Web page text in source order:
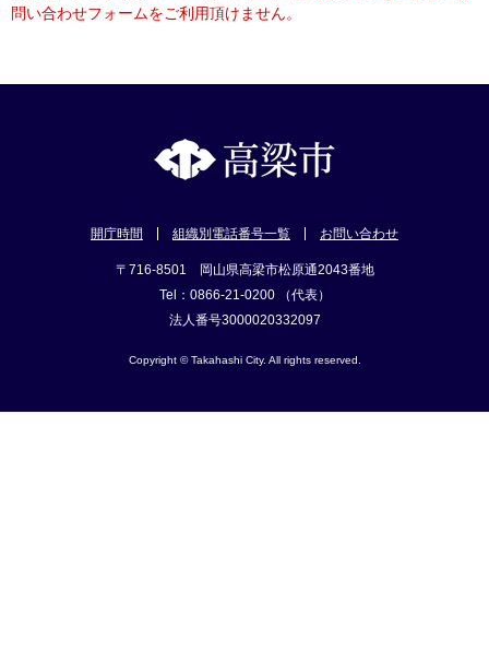
問い合わせフォームをご利用頂けません。
開庁時間 組織別電話番号一覧 お問い合わせ
〒716-8501 岡山県高梁市松原通2043番地
Tel：0866-21-0200 （代表）
法人番号3000020332097
Copyright © Takahashi City. All rights reserved.